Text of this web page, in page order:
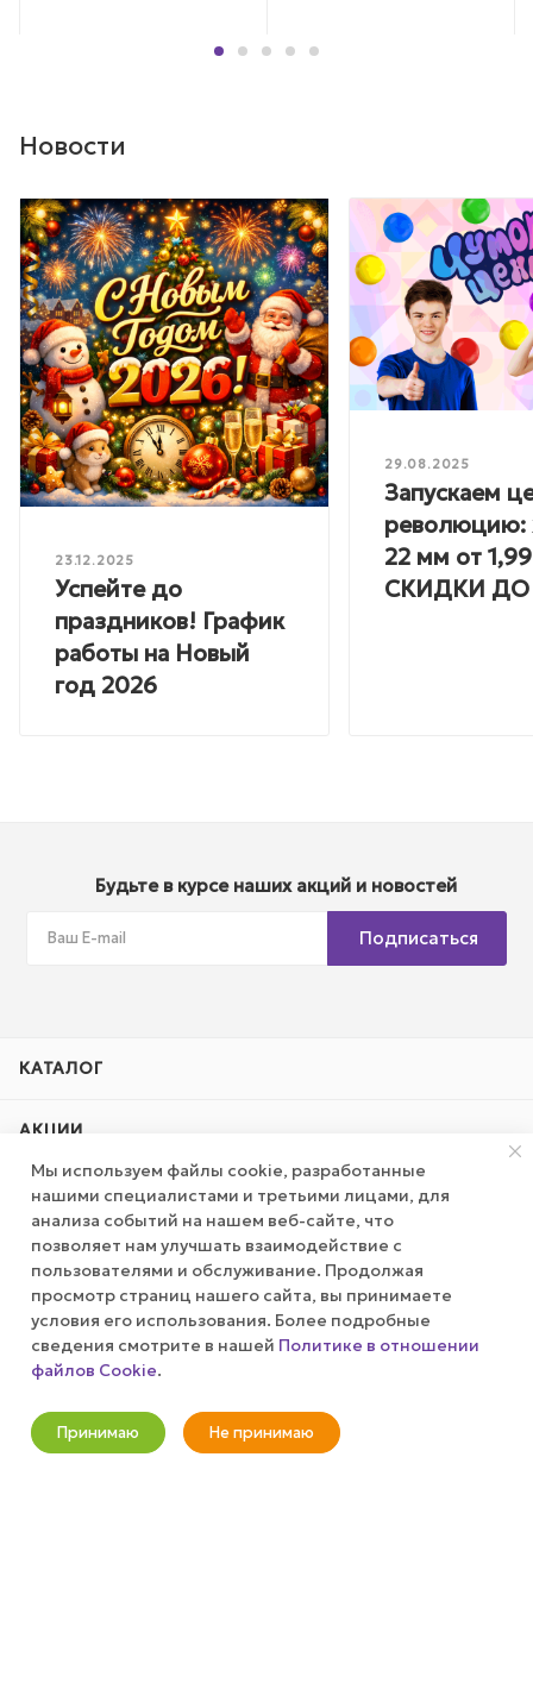
Новости
23.12.2025
Успейте до
праздников! График
работы на Новый
год 2026
29.08.2025
Запускаем
революцию:
22 мм от
СКИДКИ ДО
Будьте в курсе наших акций и новостей
Подписаться
КАТАЛОГ
АКЦИИ
КОМПАНИЯ
ПУБЛИЧНАЯ ОФЕРТА
КАК СДЕЛАТЬ ЗАКАЗ?
info@wizardgum.ru
Мы используем файлы cookie, разработанные
нашими специалистами и третьими лицами, для
анализа событий на нашем веб-сайте, что
позволяет нам улучшать взаимодействие с
пользователями и обслуживание. Продолжая
просмотр страниц нашего сайта, вы принимаете
условия его использования. Более подробные
сведения смотрите в нашей Политике в отношении
файлов Cookie.
Принимаю Не принимаю